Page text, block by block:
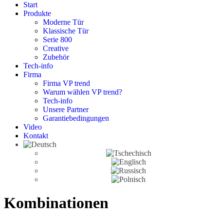
Start
Produkte
Moderne Tür
Klassische Tür
Serie 800
Creative
Zubehör
Tech-info
Firma
Firma VP trend
Warum wählen VP trend?
Tech-info
Unsere Partner
Garantiebedingungen
Video
Kontakt
Kombinationen